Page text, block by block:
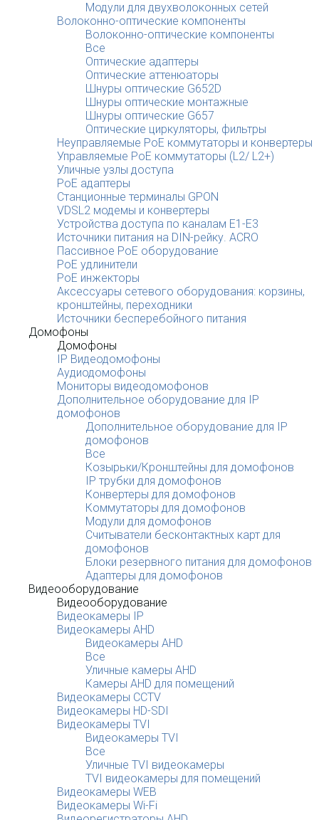
Модули для двухволоконных сетей
Волоконно-оптические компоненты
Волоконно-оптические компоненты
Все
Оптические адаптеры
Оптические аттенюаторы
Шнуры оптические G652D
Шнуры оптические монтажные
Шнуры оптические G657
Оптические циркуляторы, фильтры
Неуправляемые PoE коммутаторы и конвертеры
Управляемые PoE коммутаторы (L2/ L2+)
Уличные узлы доступа
PoE адаптеры
Станционные терминалы GPON
VDSL2 модемы и конвертеры
Устройства доступа по каналам E1-E3
Источники питания на DIN-рейку. ACRO
Пассивное PoE оборудование
PoE удлинители
PoE инжекторы
Аксессуары сетевого оборудования: корзины,
кронштейны, переходники
Источники бесперебойного питания
Домофоны
Домофоны
IP Видеодомофоны
Аудиодомофоны
Мониторы видеодомофонов
Дополнительное оборудование для IP
домофонов
Дополнительное оборудование для IP
домофонов
Все
Козырьки/Кронштейны для домофонов
IP трубки для домофонов
Конвертеры для домофонов
Коммутаторы для домофонов
Модули для домофонов
Считыватели бесконтактных карт для
домофонов
Блоки резервного питания для домофонов
Адаптеры для домофонов
Видеооборудование
Видеооборудование
Видеокамеры IP
Видеокамеры AHD
Видеокамеры AHD
Все
Уличные камеры AHD
Камеры AHD для помещений
Видеокамеры CCTV
Видеокамеры HD-SDI
Видеокамеры TVI
Видеокамеры TVI
Все
Уличные TVI видеокамеры
TVI видеокамеры для помещений
Видеокамеры WEB
Видеокамеры Wi-Fi